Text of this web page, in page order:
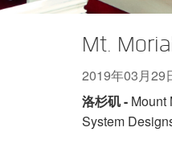
VA
CNi
Mt.
2019年03月29
洛杉矶 - Mount
System